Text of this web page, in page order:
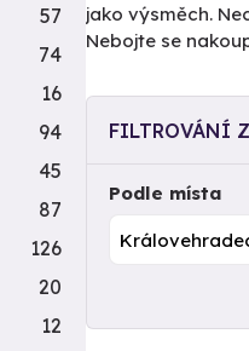
jako výsměch.
Nebojte se
FILTROVÁNÍ
Podle místa
57
74
16
94
45
87
126
20
12